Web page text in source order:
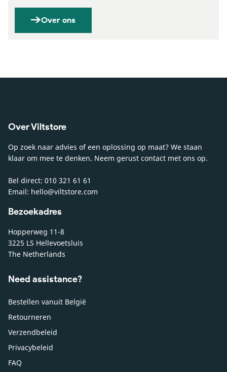
Over ons
Over Viltstore
Op zoek naar advies of een oplossing op maat? We staan
klaar om mee te denken. Neem gerust contact met ons op.
Bel direct: 010 321 61 61
Email: hello@viltstore.com
Bezoekadres
Hopperweg 11-8
3225 LS Hellevoetsluis
The Netherlands
Need assistance?
Bestellen vanuit België
Retourneren
Verzendbeleid
Privacybeleid
FAQ